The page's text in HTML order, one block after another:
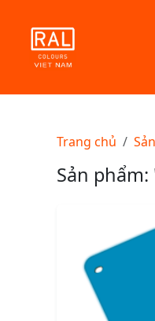
Trang chủ
Sản phẩm: